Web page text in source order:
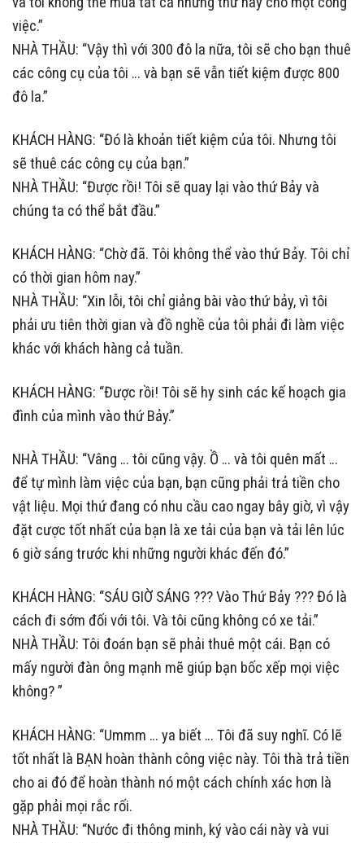
việc.”
NHÀ THẦU: “Vậy thì với 300 đô la nữa, tôi sẽ cho bạn thuê
các công cụ của tôi … và bạn sẽ vẫn tiết kiệm được 800
đô la.”
KHÁCH HÀNG: “Đó là khoản tiết kiệm của tôi. Nhưng tôi
sẽ thuê các công cụ của bạn.”
NHÀ THẦU: “Được rồi! Tôi sẽ quay lại vào thứ Bảy và
chúng ta có thể bắt đầu.”
KHÁCH HÀNG: “Chờ đã. Tôi không thể vào thứ Bảy. Tôi chỉ
có thời gian hôm nay.”
NHÀ THẦU: “Xin lỗi, tôi chỉ giảng bài vào thứ bảy, vì tôi
phải ưu tiên thời gian và đồ nghề của tôi phải đi làm việc
khác với khách hàng cả tuần.
KHÁCH HÀNG: “Được rồi! Tôi sẽ hy sinh các kế hoạch gia
đình của mình vào thứ Bảy.”
NHÀ THẦU: “Vâng … tôi cũng vậy. Ồ … và tôi quên mất …
để tự mình làm việc của bạn, bạn cũng phải trả tiền cho
vật liệu. Mọi thứ đang có nhu cầu cao ngay bây giờ, vì vậy
đặt cược tốt nhất của bạn là xe tải của bạn và tải lên lúc
6 giờ sáng trước khi những người khác đến đó.”
KHÁCH HÀNG: “SÁU GIỜ SÁNG ??? Vào Thứ Bảy ??? Đó là
cách đi sớm đối với tôi. Và tôi cũng không có xe tải.”
NHÀ THẦU: Tôi đoán bạn sẽ phải thuê một cái. Bạn có
mấy người đàn ông mạnh mẽ giúp bạn bốc xếp mọi việc
không? ”
KHÁCH HÀNG: “Ummm … ya biết … Tôi đã suy nghĩ. Có lẽ
tốt nhất là BẠN hoàn thành công việc này. Tôi thà trả tiền
cho ai đó để hoàn thành nó một cách chính xác hơn là
gặp phải mọi rắc rối.
NHÀ THẦU: “Nước đi thông minh, ký vào cái này và vui